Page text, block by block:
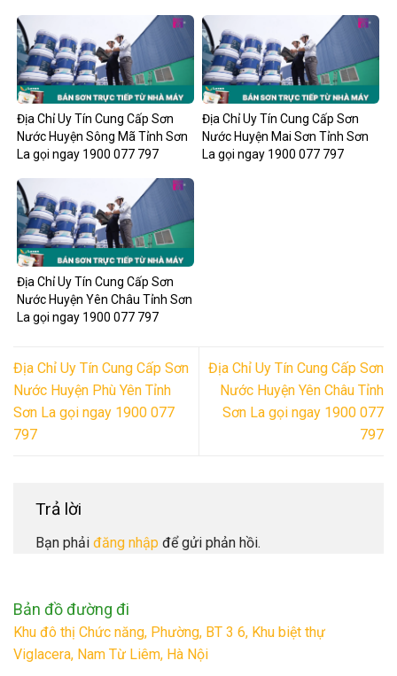
Địa Chỉ Uy Tín Cung Cấp Sơn
Nước Huyện Sông Mã Tỉnh Sơn
La gọi ngay 1900 077 797
Địa Chỉ Uy Tín Cung Cấp Sơn
Nước Huyện Mai Sơn Tỉnh Sơn
La gọi ngay 1900 077 797
Địa Chỉ Uy Tín Cung Cấp Sơn
Nước Huyện Yên Châu Tỉnh Sơn
La gọi ngay 1900 077 797
Địa Chỉ Uy Tín Cung Cấp Sơn
Nước Huyện Phù Yên Tỉnh
Sơn La gọi ngay 1900 077
797
Địa Chỉ Uy Tín Cung Cấp Sơn
Nước Huyện Yên Châu Tỉnh
Sơn La gọi ngay 1900 077
797
Trả lời
Bạn phải đăng nhập để gửi phản hồi.
Bản đồ đường đi
Khu đô thị Chức năng, Phường, BT 3 6, Khu biệt thự
Viglacera, Nam Từ Liêm, Hà Nội